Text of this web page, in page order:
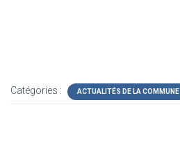
Catégories : ACTUALITÉS DE LA COMMUNE